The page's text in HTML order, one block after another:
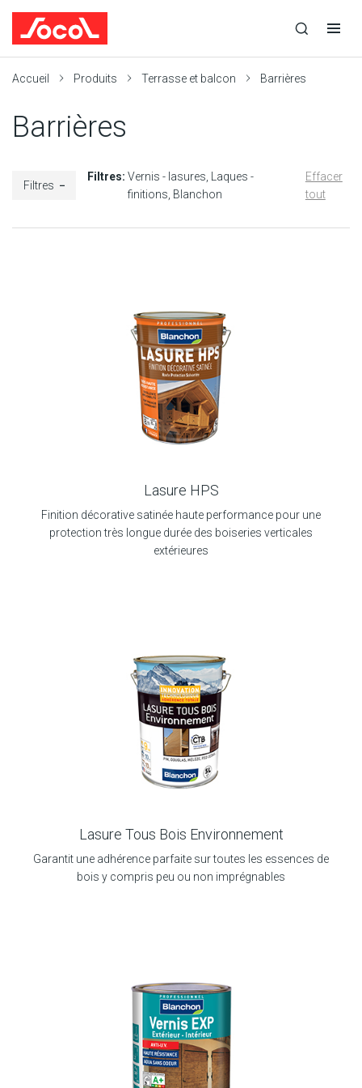
recherche
recherche
navigation
Accueil Produits Terrasse et balcon Barrières
Barrières
Filtres
Filtres:Vernis - lasures
Laques -
finitions Blanchon
Effacer
tout
Lasure HPS
Finition décorative satinée haute performance pour une
protection très longue durée des boiseries verticales
extérieures
Lasure Tous Bois Environnement
Garantit une adhérence parfaite sur toutes les essences de
bois y compris peu ou non imprégnables